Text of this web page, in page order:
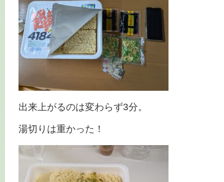
出来上がるのは変わらず3分。
湯切りは重かった！